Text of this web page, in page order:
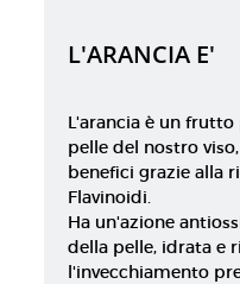
L'ARANCIA E'
L'arancia è un
pelle del nostro
benefici grazie alla
Flavinoidi.
Ha un'azione
della pelle, idrata e
l'invecchiamento